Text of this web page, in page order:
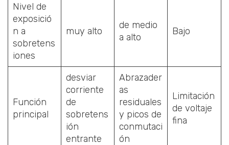
Nivel de
exposició
n a
sobretens
iones
muy alto
de medio
a alto
Bajo
Función
principal
desviar
corriente
de
sobretens
ión
entrante
Abrazader
as
residuales
y picos de
conmutaci
ón
Limitación
de voltaje
fina